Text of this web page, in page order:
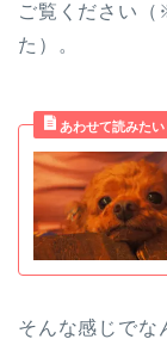
ご覧ください
た）。
そんな感じでな